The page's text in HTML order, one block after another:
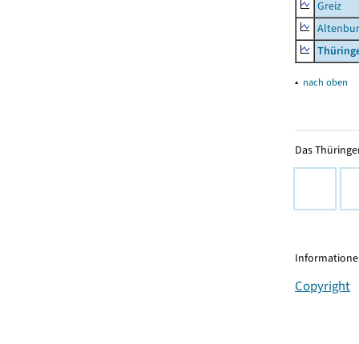
Greiz
▴ nach oben
Das
Copyright